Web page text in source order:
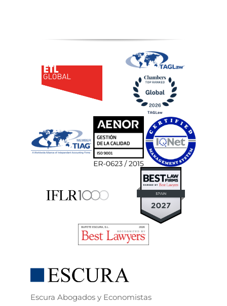
Escura Abogados y Economistas